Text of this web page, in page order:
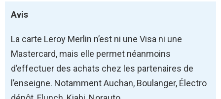
Avis
La carte Leroy Merlin n’est ni une Visa ni une
Mastercard, mais elle permet néanmoins
d’effectuer des achats chez les partenaires de
l’enseigne. Notamment Auchan, Boulanger, Électro